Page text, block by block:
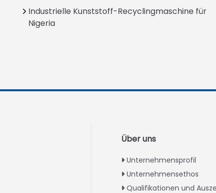
Industrielle Kunststoff-Recyclingmaschine für
Nigeria
Über uns
Unternehmensprofil
Unternehmensethos
Qualifikationen und